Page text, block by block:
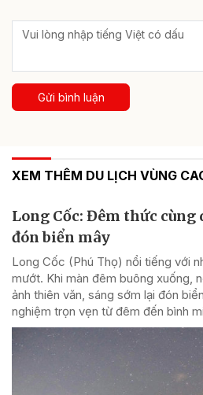
Gửi bình luận
XEM THÊM DU LỊCH VÙNG
Long Cốc: Đêm thức cùng
đón biển mây
Long Cốc (Phú Thọ) nổi tiếng với
mướt. Khi màn đêm buông xuống,
ảnh thiên văn, sáng sớm lại đón
nghiệm trọn vẹn từ đêm đến bình